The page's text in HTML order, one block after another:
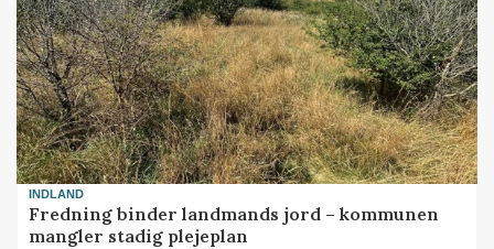
INDLAND
Fredning binder landmands jord – kommunen
mangler stadig plejeplan